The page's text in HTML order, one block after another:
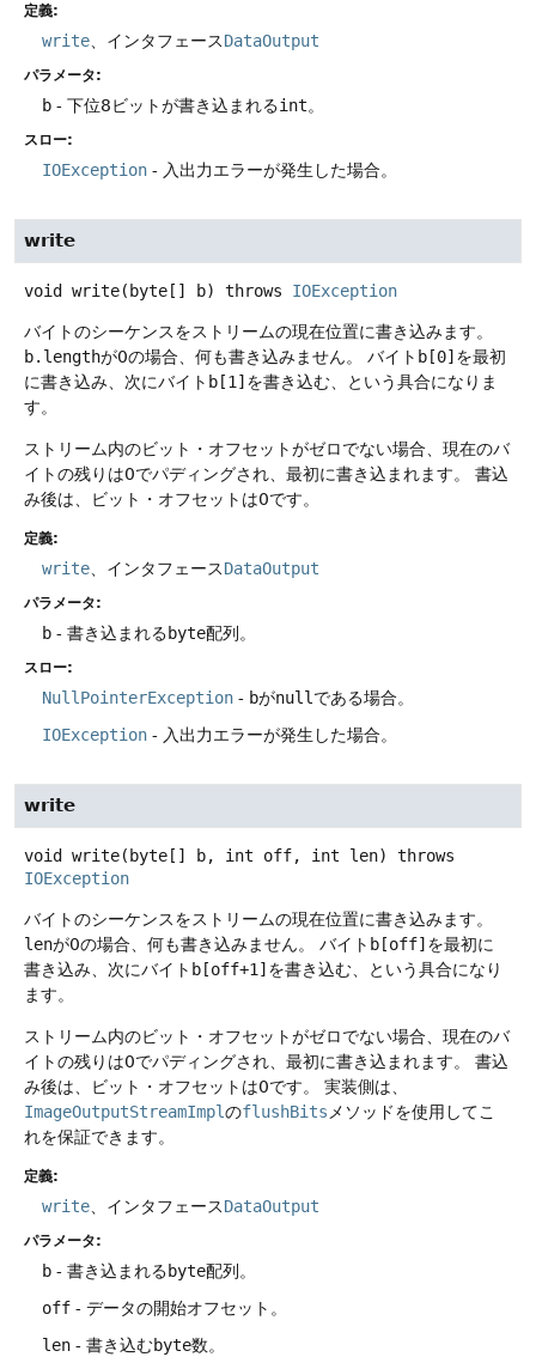
定義:
write、インタフェースDataOutput
パラメータ:
b - 下位8ビットが書き込まれるint。
スロー:
IOException - 入出力エラーが発生した場合。
write
void write(byte[] b) throws IOException
バイトのシーケンスをストリームの現在位置に書き込みます。
b.lengthが0の場合、何も書き込みません。 バイト b[0]を最初
に書き込み、次にバイト b[1]を書き込む、という具合になりま
す。
ストリーム内のビット・オフセットがゼロでない場合、現在のバ
イトの残りは0でパディングされ、最初に書き込まれます。
書込
み後は、ビット・オフセットは0です。
定義:
write、インタフェースDataOutput
パラメータ:
b - 書き込まれるbyte配列。
スロー:
NullPointerException - bがnullである場合。
IOException - 入出力エラーが発生した場合。
write
void write(byte[] b, int off, int len)
throws
IOException
バイトのシーケンスをストリームの現在位置に書き込みます。
lenが0の場合、何も書き込みません。 バイト b[off]を最初に
書き込み、次にバイト b[off+1]を書き込む、という具合になり
ます。
ストリーム内のビット・オフセットがゼロでない場合、現在のバ
イトの残りは0でパディングされ、最初に書き込まれます。
書込
み後は、ビット・オフセットは0です。
実装側は、
ImageOutputStreamImplのflushBits メソッドを使用してこ
れを保証できます。
定義:
write、インタフェースDataOutput
パラメータ:
b - 書き込まれるbyte配列。
off - データの開始オフセット。
len - 書き込むbyte数。